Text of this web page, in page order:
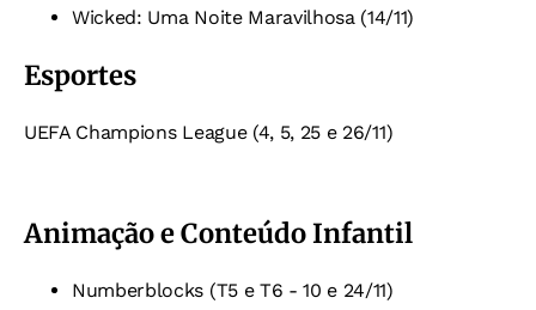
Wicked: Uma Noite Maravilhosa (14/11)
Esportes
UEFA Champions League (4, 5, 25 e 26/11)
Animação e Conteúdo Infantil
Numberblocks (T5 e T6 - 10 e 24/11)